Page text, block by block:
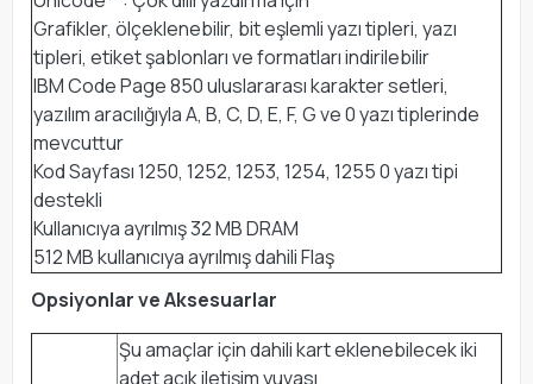
Grafikler, ölçeklenebilir, bit eşlemli yazı tipleri, yazı
tipleri, etiket şablonları ve formatları indirilebilir
IBM Code Page 850 uluslararası karakter setleri,
yazılım aracılığıyla A, B, C, D, E, F, G ve 0 yazı tiplerinde
mevcuttur
Kod Sayfası 1250, 1252, 1253, 1254, 1255 0 yazı tipi
destekli
Kullanıcıya ayrılmış 32 MB DRAM
512 MB kullanıcıya ayrılmış dahili Flaş
Opsiyonlar ve Aksesuarlar
Şu amaçlar için dahili kart eklenebilecek iki
adet açık iletişim yuvası